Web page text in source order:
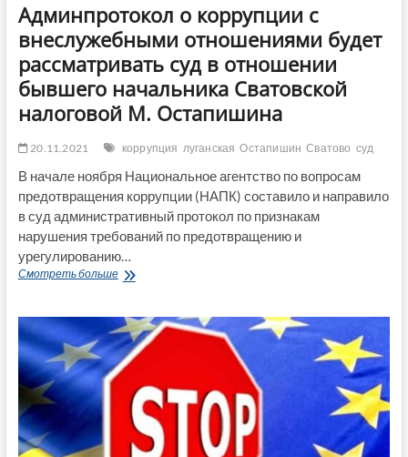
Админпротокол о коррупции с
внеслужебными отношениями будет
рассматривать суд в отношении
бывшего начальника Сватовской
налоговой М. Остапишина
20.11.2021 коррупция луганская Остапишин Сватово суд
В начале ноября Национальное агентство по вопросам
предотвращения коррупции (НАПК) составило и направило
в суд административный протокол по признакам
нарушения требований по предотвращению и
урегулированию…
Смотреть большеАдминпротокол
с
внеслужебными
отношениями
будет
рассматривать
суд
отношении
бывшего